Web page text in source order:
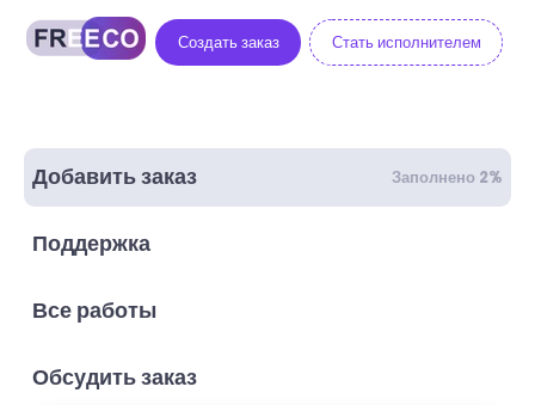
Создать заказ Стать исполнителем
Добавить заказ Заполнено 2%
Поддержка
Все работы
Обсудить заказ